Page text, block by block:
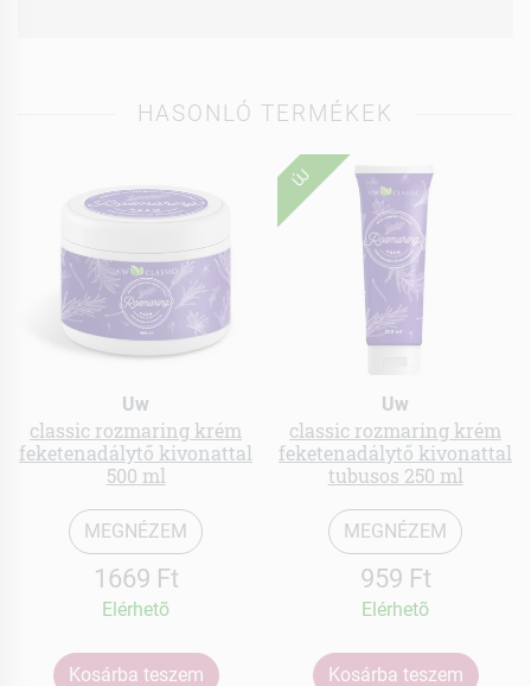
HASONLÓ TERMÉKEK
Uw
classic rozmaring krém
feketenadálytő kivonattal
500 ml
MEGNÉZEM
1669 Ft
Elérhetõ
Kosárba teszem
ÚJ
Uw
classic rozmaring krém
feketenadálytő kivonattal
tubusos 250 ml
MEGNÉZEM
959 Ft
Elérhetõ
Kosárba teszem